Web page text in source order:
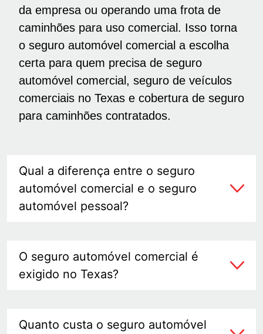
da empresa ou operando uma frota de
caminhões para uso comercial. Isso torna
o seguro automóvel comercial a escolha
certa para quem precisa de seguro
automóvel comercial, seguro de veículos
comerciais no Texas e cobertura de seguro
para caminhões contratados.
Qual a diferença entre o seguro
automóvel comercial e o seguro
automóvel pessoal?
O seguro automóvel comercial é
exigido no Texas?
Quanto custa o seguro automóvel